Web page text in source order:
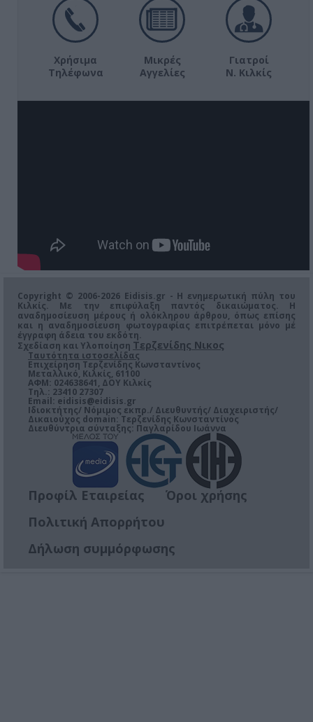
Χρήσιμα
Τηλέφωνα
Μικρές
Αγγελίες
Γιατροί
Ν. Κιλκίς
Copyright © 2006-2026 Eidisis.gr - Η ενημερωτική πύλη του
Κιλκίς. Με την επιφύλαξη παντός δικαιώματος. Η
αναδημοσίευση μέρους ή ολόκληρου άρθρου, όπως επίσης
και η αναδημοσίευση φωτογραφίας επιτρέπεται μόνο μέ
έγγραφη άδεια του εκδότη.
Σχεδίαση και Υλοποίηση Τερζενίδης Νικος
Ταυτότητα ιστοσελίδας
Επιχείρηση Τερζενίδης Κωνσταντίνος
Μεταλλικό, Κιλκίς, 61100
ΑΦΜ: 024638641, ΔΟΥ Κιλκίς
Τηλ.: 23410 27307
Email: eidisis@eidisis.gr
Ιδιοκτήτης/ Νόμιμος εκπρ./ Διευθυντής/ Διαχειριστής/
Δικαιούχος domain: Τερζενίδης Κωνσταντίνος
Διευθύντρια σύνταξης: Παγλαρίδου Ιωάννα
Προφίλ Εταιρείας
Όροι χρήσης
Πολιτική Απορρήτου
Δήλωση συμμόρφωσης